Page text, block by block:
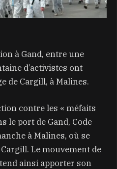
à Gand, entre une
d’activistes ont
de Cargill, à Malines.
contre les « méfaits
le port de Gand, Code
à Malines, où se
Le mouvement de
ainsi apporter son